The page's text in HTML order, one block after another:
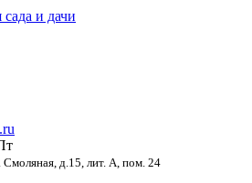
и дачи
Смоляная, д.15, лит. А, пом. 24